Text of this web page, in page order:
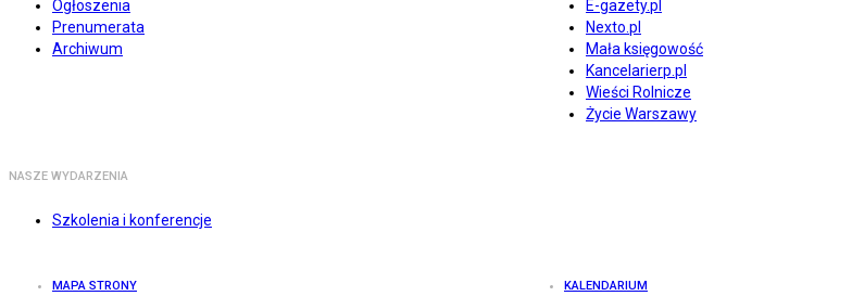
Ogłoszenia
Prenumerata
Archiwum
E-gazety.pl
Nexto.pl
Mała księgowość
Kancelarierp.pl
Wieści Rolnicze
Życie Warszawy
NASZE WYDARZENIA
Szkolenia i konferencje
MAPA STRONY KALENDARIUM